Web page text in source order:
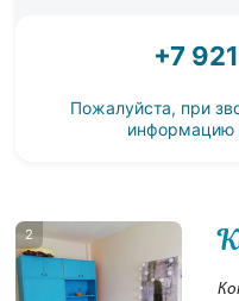
+7
Пожалуйста, при
информацию
2